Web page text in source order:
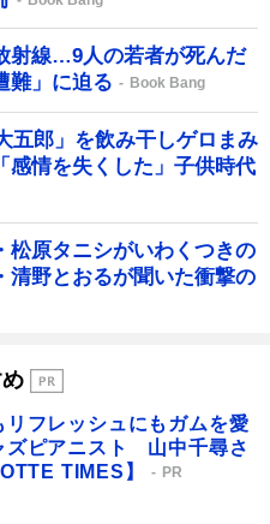
射線…9人の若者が死んだ
難」に迫る
Book Bang
五郎」を飲み干しゲロまみ
情を失くした」子供時代
松原タニシがいわくつきの
野とおるが聞いた衝撃の
リフレッシュにもガムを愛
ズピアニスト 山中千尋さ
TIMES】
PR